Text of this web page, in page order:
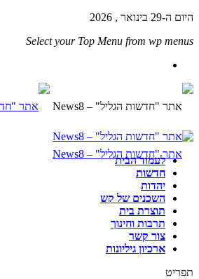
היום ה-29 בינואר , 2026
Select your Top Menu from wp menus
לעמוד הבית
חדשות
יהדות
השכנים של קש
תוצרת בית
תרבות וחינוך
צור קשר
ארכיון גיליונות
תפריט